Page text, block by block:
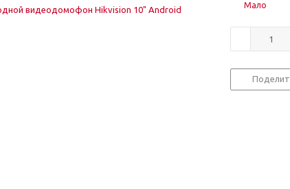
Мало